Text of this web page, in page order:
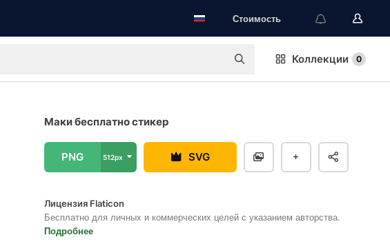
Стоимость
Коллекции 0
Маки бесплатно стикер
PNG 512px SVG
Лицензия Flaticon
Бесплатно для личных и коммерческих целей с указанием авторства.
Подробнее